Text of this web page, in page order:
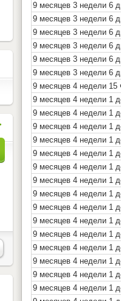
9 месяцев 3 недели 6
9 месяцев 3 недели 6
9 месяцев 3 недели 6
9 месяцев 3 недели 6
9 месяцев 3 недели 6
9 месяцев 3 недели 6
9 месяцев 4 недели 15
9 месяцев 4 недели 1
9 месяцев 4 недели 1
9 месяцев 4 недели 1
9 месяцев 4 недели 1
9 месяцев 4 недели 1
9 месяцев 4 недели 1
9 месяцев 4 недели 1
9 месяцев 4 недели 1
9 месяцев 4 недели 1
9 месяцев 4 недели 1
9 месяцев 4 недели 1
9 месяцев 4 недели 1
9 месяцев 4 недели 1
9 месяцев 4 недели 1
9 месяцев 4 недели 1